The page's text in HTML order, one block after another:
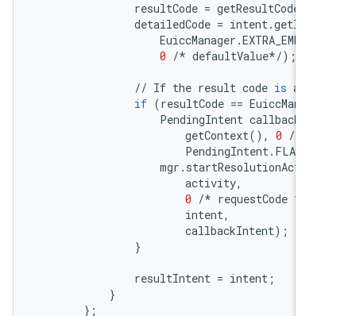
resultCode = getResultCode
detailedCode = intent
EuiccManager.
0 /* defaultValue
// If the result code
if (resultCode ==
PendingIntent
getContext (),
PendingIntent
mgr.
activity
0 /* requestCode
intent
callbackIntent
resultIntent = intent